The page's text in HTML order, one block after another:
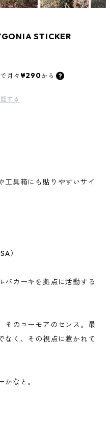
STICKER
月々 ¥290から
する
工具箱にも貼りやすいサイ
）
バカーキを拠点に活動する
そのユーモアのセンス。最
なく、その視点に惹かれて
なと。